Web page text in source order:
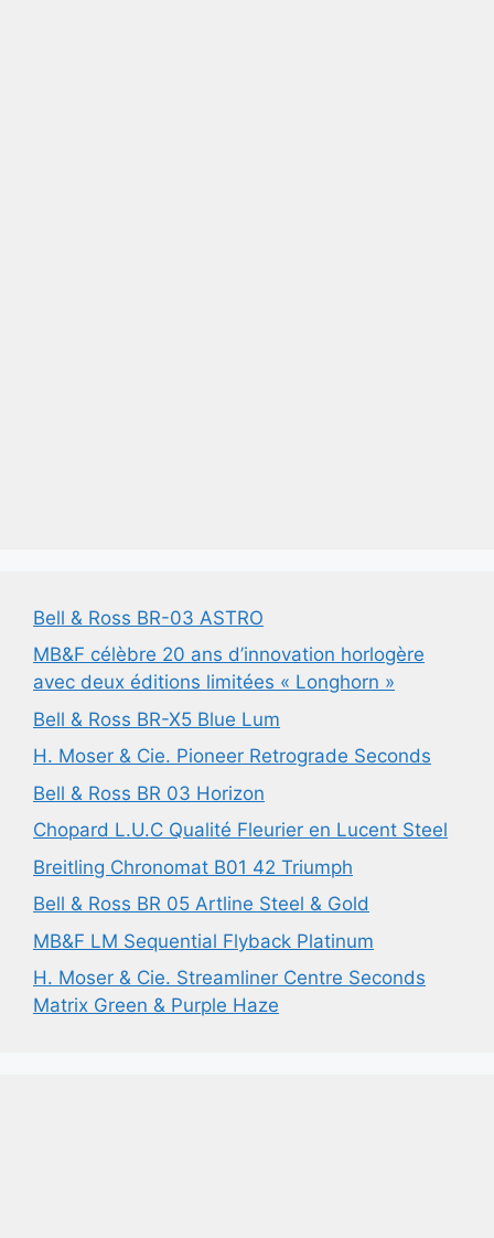
Bell & Ross BR-03 ASTRO
MB&F célèbre 20 ans d’innovation horlogère
avec deux éditions limitées « Longhorn »
Bell & Ross BR-X5 Blue Lum
H. Moser & Cie. Pioneer Retrograde Seconds
Bell & Ross BR 03 Horizon
Chopard L.U.C Qualité Fleurier en Lucent Steel
Breitling Chronomat B01 42 Triumph
Bell & Ross BR 05 Artline Steel & Gold
MB&F LM Sequential Flyback Platinum
H. Moser & Cie. Streamliner Centre Seconds
Matrix Green & Purple Haze